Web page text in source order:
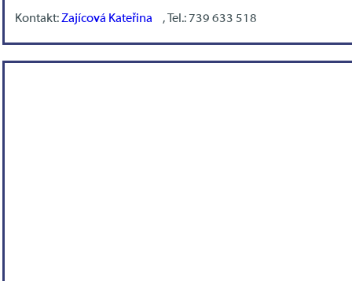
Kontakt:Zajícová Kateřina , Tel.: 739 633 518